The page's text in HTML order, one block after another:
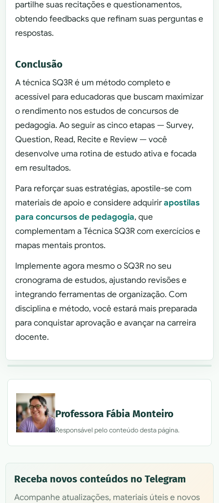
partilhe suas recitações e questionamentos,
obtendo feedbacks que refinam suas perguntas e
respostas.
Conclusão
A técnica SQ3R é um método completo e
acessível para educadoras que buscam maximizar
o rendimento nos estudos de concursos de
pedagogia. Ao seguir as cinco etapas — Survey,
Question, Read, Recite e Review — você
desenvolve uma rotina de estudo ativa e focada
em resultados.
Para reforçar suas estratégias, apostile-se com
materiais de apoio e considere adquirirapostilas
para concursos de pedagogia, que
complementam a Técnica SQ3R com exercícios e
mapas mentais prontos.
Implemente agora mesmo o SQ3R no seu
cronograma de estudos, ajustando revisões e
integrando ferramentas de organização. Com
disciplina e método, você estará mais preparada
para conquistar aprovação e avançar na carreira
docente.
Professora Fábia Monteiro
Responsável pelo conteúdo desta página.
Receba novos conteúdos no Telegram
Acompanhe atualizações, materiais úteis e novos